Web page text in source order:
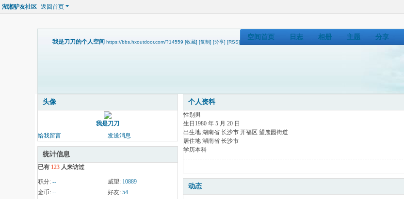
湖湘驴友社区 返回首页
我是刀刀的个人空间 https://bbs.hxoutdoor.com/?14559 [收藏] [复制] [分享] [RSS]
空间首页 日志 相册 主题 分享
头像
我是刀刀
给我留言
发送消息
统计信息
已有 123 人来访过
积分: -- 威望: 10889
金币: -- 好友: 54
个人资料
性别 男
生日 1980 年 5 月 20 日
出生地 湖南省 长沙市 开福区 望麓园街道
居住地 湖南省 长沙市
学历本科
动态